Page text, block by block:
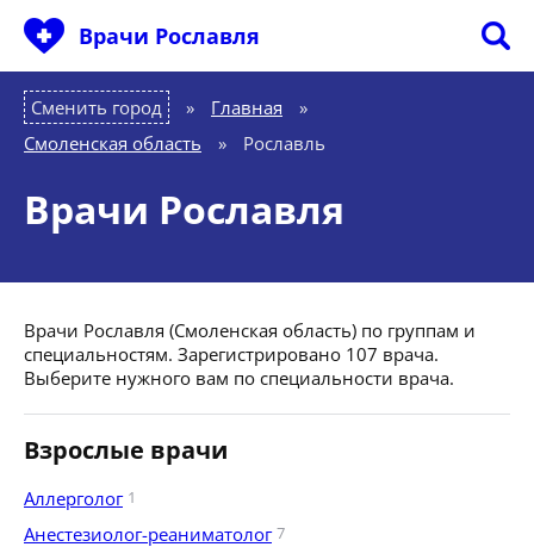
Врачи Рославля
Сменить город Главная
»
Смоленская область
» Рославль
Врачи Рославля
Врачи Рославля (Смоленская область) по группам и
специальностям. Зарегистрировано 107 врача.
Выберите нужного вам по специальности врача.
Взрослые врачи
Аллерголог 1
Анестезиолог-реаниматолог 7